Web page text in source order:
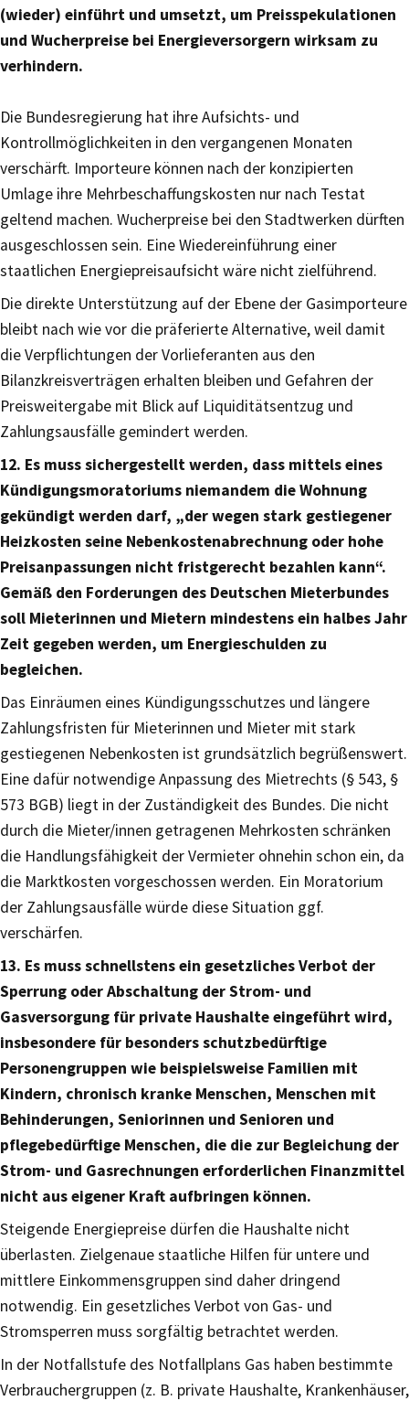
(wieder) einführt und umsetzt, um Preisspekulationen
und Wucherpreise bei Energieversorgern wirksam zu
verhindern.
Die Bundesregierung hat ihre Aufsichts- und
Kontrollmöglichkeiten in den vergangenen Monaten
verschärft. Importeure können nach der konzipierten
Umlage ihre Mehrbeschaffungskosten nur nach Testat
geltend machen. Wucherpreise bei den Stadtwerken dürften
ausgeschlossen sein. Eine Wiedereinführung einer
staatlichen Energiepreisaufsicht wäre nicht zielführend.
Die direkte Unterstützung auf der Ebene der Gasimporteure
bleibt nach wie vor die präferierte Alternative, weil damit
die Verpflichtungen der Vorlieferanten aus den
Bilanzkreisverträgen erhalten bleiben und Gefahren der
Preisweitergabe mit Blick auf Liquiditätsentzug und
Zahlungsausfälle gemindert werden.
12. Es muss sichergestellt werden, dass mittels eines
Kündigungsmoratoriums niemandem die Wohnung
gekündigt werden darf, „der wegen stark gestiegener
Heizkosten seine Nebenkostenabrechnung oder hohe
Preisanpassungen nicht fristgerecht bezahlen kann“.
Gemäß den Forderungen des Deutschen Mieterbundes
soll Mieterinnen und Mietern mindestens ein halbes Jahr
Zeit gegeben werden, um Energieschulden zu
begleichen.
Das Einräumen eines Kündigungsschutzes und längere
Zahlungsfristen für Mieterinnen und Mieter mit stark
gestiegenen Nebenkosten ist grundsätzlich begrüßenswert.
Eine dafür notwendige Anpassung des Mietrechts (§ 543, §
573 BGB) liegt in der Zuständigkeit des Bundes. Die nicht
durch die Mieter/innen getragenen Mehrkosten schränken
die Handlungsfähigkeit der Vermieter ohnehin schon ein, da
die Marktkosten vorgeschossen werden. Ein Moratorium
der Zahlungsausfälle würde diese Situation ggf.
verschärfen.
13. Es muss schnellstens ein gesetzliches Verbot der
Sperrung oder Abschaltung der Strom- und
Gasversorgung für private Haushalte eingeführt wird,
insbesondere für besonders schutzbedürftige
Personengruppen wie beispielsweise Familien mit
Kindern, chronisch kranke Menschen, Menschen mit
Behinderungen, Seniorinnen und Senioren und
pflegebedürftige Menschen, die die zur Begleichung der
Strom- und Gasrechnungen erforderlichen Finanzmittel
nicht aus eigener Kraft aufbringen können.
Steigende Energiepreise dürfen die Haushalte nicht
überlasten. Zielgenaue staatliche Hilfen für untere und
mittlere Einkommensgruppen sind daher dringend
notwendig. Ein gesetzliches Verbot von Gas- und
Stromsperren muss sorgfältig betrachtet werden.
In der Notfallstufe des Notfallplans Gas haben bestimmte
Verbrauchergruppen (z. B. private Haushalte, Krankenhäuser,